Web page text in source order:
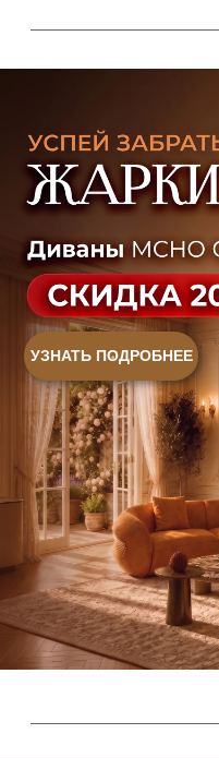
Контакты
Оплата и доставка
© 2026 Sky Living
Политика конфиденциальности
+7 (958) 202-41-41
+7 (499) 916-60-66
+7 (932) 021-99-97
+7 (499) 916-60-10,
Политика возврата товаров
Telegram и YouTube ограничены на территории РФ
(на основании ФЗ-149 "Об информации")